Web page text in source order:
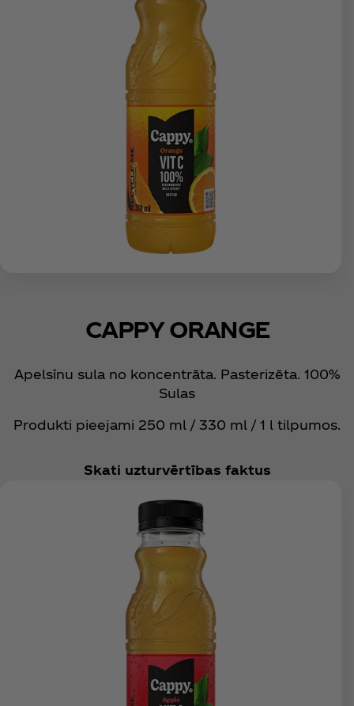
CAPPY ORANGE
Apelsīnu sula no koncentrāta. Pasterizēta. 100%
Sulas
Produkti pieejami 250 ml / 330 ml / 1 l tilpumos.
Skati uzturvērtības faktus